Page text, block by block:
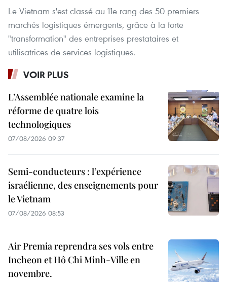
Le Vietnam s'est classé au 11e rang des 50 premiers
marchés logistiques émergents, grâce à la forte
"transformation" des entreprises prestataires et
utilisatrices de services logistiques.
VOIR PLUS
L’Assemblée nationale examine la
réforme de quatre lois
technologiques
07/08/2026 09:37
Semi-conducteurs : l’expérience
israélienne, des enseignements pour
le Vietnam
07/08/2026 08:53
Air Premia reprendra ses vols entre
Incheon et Hô Chi Minh-Ville en
novembre.